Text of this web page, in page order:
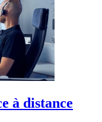
à distance